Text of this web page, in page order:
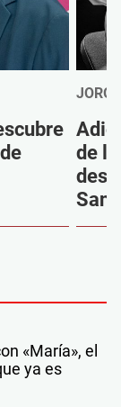
de
Sanz
«María», el
ya es